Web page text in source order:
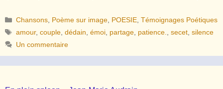
Catégories
Chansons Poème sur image POESIE ,Témoignages Poétiques
Étiquettes
amour,couple ,dédain ,émoi partage patience. ,secet ,silence
Un commentaire